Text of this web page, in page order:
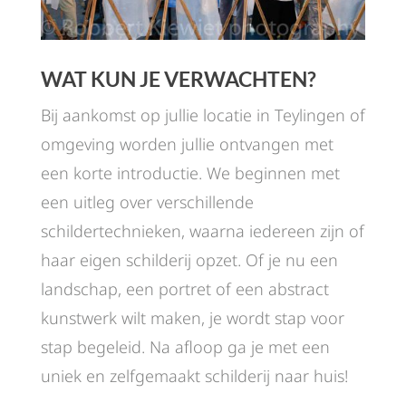
WAT KUN JE VERWACHTEN?
Bij aankomst op jullie locatie in Teylingen of
omgeving worden jullie ontvangen met
een korte introductie. We beginnen met
een uitleg over verschillende
schildertechnieken, waarna iedereen zijn of
haar eigen schilderij opzet. Of je nu een
landschap, een portret of een abstract
kunstwerk wilt maken, je wordt stap voor
stap begeleid. Na afloop ga je met een
uniek en zelfgemaakt schilderij naar huis!